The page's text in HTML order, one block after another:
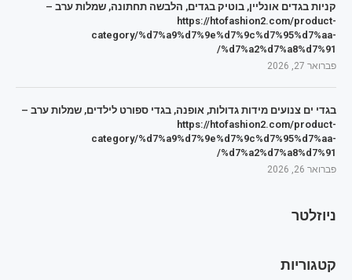
קניות בגדים אונליין, בוטיק בגדים, הלבשה תחתונה, שמלות ערב –
https://htofashion2.com/product-
category/%d7%a9%d7%9e%d7%9c%d7%95%d7%aa-
%d7%a2%d7%a8%d7%91/
פברואר 27, 2026
בגדי ים צנועים מידות גדולות, אופנה, בגדי ספורט לילדים, שמלות ערב –
https://htofashion2.com/product-
category/%d7%a9%d7%9e%d7%9c%d7%95%d7%aa-
%d7%a2%d7%a8%d7%91/
פברואר 26, 2026
ניוזלטר
קטגוריות